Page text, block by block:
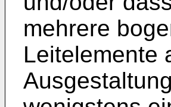
mehrere
Leitelemente